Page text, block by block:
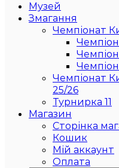
Музей
Змагання
Чемпіонат
Чемпіонат
25/26
Турнирка 11
Магазин
Сторінка
Кошик
Мій аккаунт
Оплата